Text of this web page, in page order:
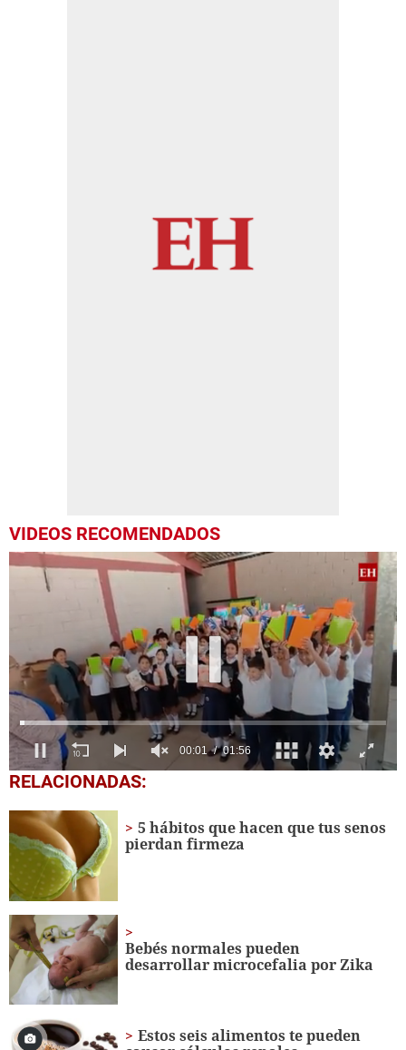
VIDEOS RECOMENDADOS
0
seconds
minute,
56
seconds
RELACIONADAS:
5 hábitos que hacen que tus senos
pierdan firmeza
Bebés normales pueden
desarrollar microcefalia por Zika
Estos seis alimentos te pueden